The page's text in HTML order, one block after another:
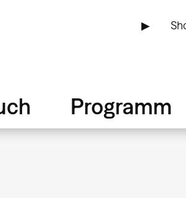
▶
Programm